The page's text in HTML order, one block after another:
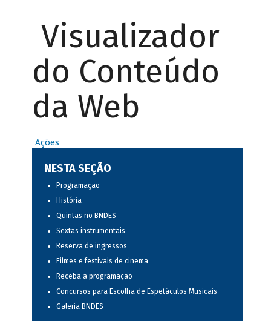
Visualizador
do Conteúdo
da Web
Ações
NESTA SEÇÃO
Programação
História
Quintas no BNDES
Sextas instrumentais
Reserva de ingressos
Filmes e festivais de cinema
Receba a programação
Concursos para Escolha de Espetáculos Musicais
Galeria BNDES